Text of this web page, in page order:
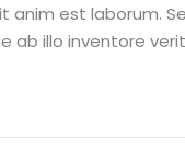
est laborum.
ab illo inventore